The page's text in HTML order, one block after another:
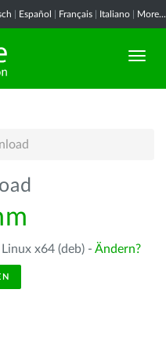
Español Français Italiano More...
x64 (deb) - Ändern?